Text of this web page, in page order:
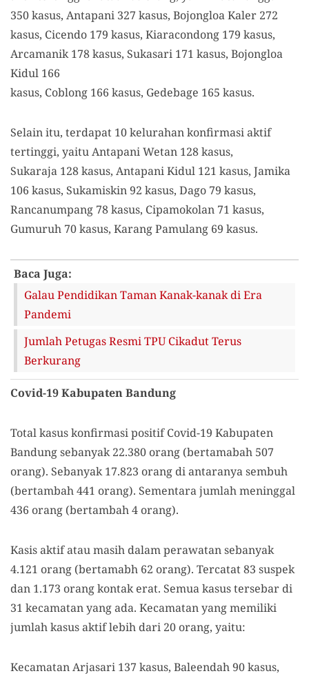
350 kasus, Antapani 327 kasus, Bojongloa Kaler 272
kasus, Cicendo 179 kasus, Kiaracondong 179 kasus,
Arcamanik 178 kasus, Sukasari 171 kasus, Bojongloa
Kidul 166
kasus, Coblong 166 kasus, Gedebage 165 kasus.
Selain itu, terdapat 10 kelurahan konfirmasi aktif
tertinggi, yaitu Antapani Wetan 128 kasus,
Sukaraja 128 kasus, Antapani Kidul 121 kasus, Jamika
106 kasus, Sukamiskin 92 kasus, Dago 79 kasus,
Rancanumpang 78 kasus, Cipamokolan 71 kasus,
Gumuruh 70 kasus, Karang Pamulang 69 kasus.
Baca Juga:
Galau Pendidikan Taman Kanak-kanak di Era
Pandemi
Jumlah Petugas Resmi TPU Cikadut Terus
Berkurang
Covid-19 Kabupaten Bandung
Total kasus konfirmasi positif Covid-19 Kabupaten
Bandung sebanyak 22.380 orang (bertamabah 507
orang). Sebanyak 17.823 orang di antaranya sembuh
(bertambah 441 orang). Sementara jumlah meninggal
436 orang (bertambah 4 orang).
Kasis aktif atau masih dalam perawatan sebanyak
4.121 orang (bertamabh 62 orang). Tercatat 83 suspek
dan 1.173 orang kontak erat. Semua kasus tersebar di
31 kecamatan yang ada. Kecamatan yang memiliki
jumlah kasus aktif lebih dari 20 orang, yaitu:
Kecamatan Arjasari 137 kasus, Baleendah 90 kasus,